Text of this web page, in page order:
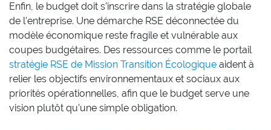
Enfin, le budget doit s’inscrire dans la stratégie globale
de l’entreprise. Une démarche RSE déconnectée du
modèle économique reste fragile et vulnérable aux
coupes budgétaires. Des ressources comme le portail
stratégie RSE de Mission Transition Écologique aident à
relier les objectifs environnementaux et sociaux aux
priorités opérationnelles, afin que le budget serve une
vision plutôt qu’une simple obligation.